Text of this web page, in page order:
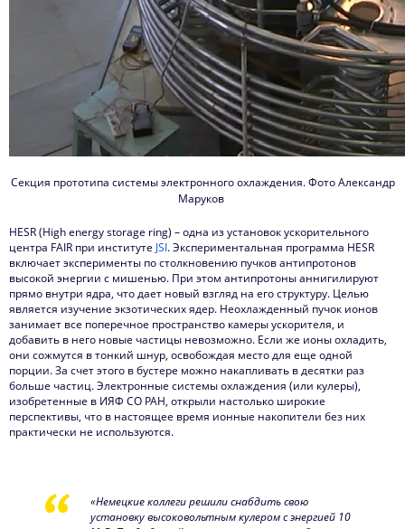
Секция прототипа системы электронного охлаждения. Фото Александр
Маруков
HESR (High energy storage ring) – одна из установок ускорительного
центра FAIR при институте JSI. Экспериментальная программа HESR
включает эксперименты по столкновению пучков антипротонов
высокой энергии с мишенью. При этом антипротоны аннигилируют
прямо внутри ядра, что дает новый взгляд на его структуру. Целью
является изучение экзотических ядер. Неохлажденный пучок ионов
занимает все поперечное пространство камеры ускорителя, и
добавить в него новые частицы невозможно. Если же ионы охладить,
они сожмутся в тонкий шнур, освобождая место для еще одной
порции. За счет этого в бустере можно накапливать в десятки раз
больше частиц. Электронные системы охлаждения (или кулеры),
изобретенные в ИЯФ СО РАН, открыли настолько широкие
перспективы, что в настоящее время ионные накопители без них
практически не используются.
«Немецкие коллеги решили снабдить свою
установку высоковольтным кулером с энергией 10